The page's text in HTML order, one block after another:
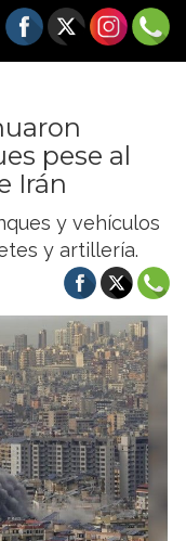
pese al
Irán
y vehículos
y artillería.